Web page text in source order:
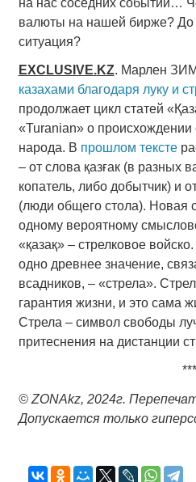
на нас соседних событий…
валюты на нашей бирже? До
ситуация?
EXCLUSIVE.KZ. Марлен
казахами благодаря луку и
продолжает цикл статей
«Turanian» о происхождении
народа. В прошлом тексте
– от слова қазғак (в разных
копатель, либо добытчик) и
(люди общего стола). Новая
одному вероятному
«қазақ» – стрелковое
одно древнее значение,
всадников, – «стрела».
гарантия жизни, и это сама
Стрела – символ свободы
притеснения на дистанции
***
© ZONAkz, 2024г.
Допускается только